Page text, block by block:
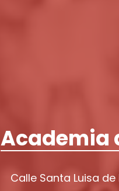
Academia
Calle Santa Luisa